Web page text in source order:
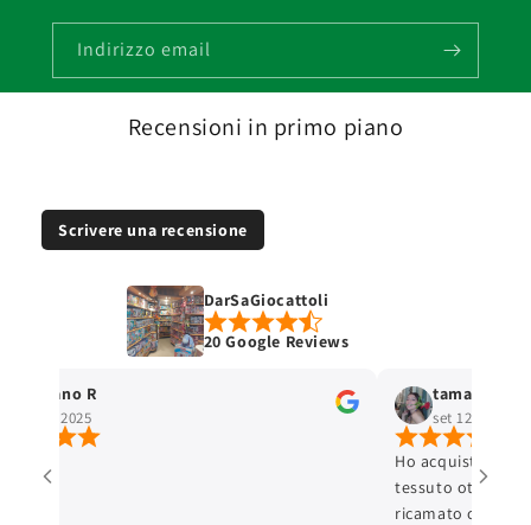
Indirizzo email
Recensioni in primo piano
Scrivere una recensione
DarSaGiocattoli
20 Google Reviews
Stefano R
ott 4, 2025
tamara selis
set 12, 2025
Ho acquistato
tessuto ottimo e
ricamato con